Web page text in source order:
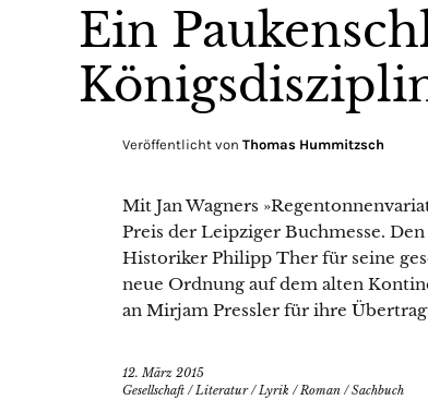
Ein
Veröffentlicht von Thomas Hummitzsch
Mit Jan Wagners
Preis der Leipziger Buchmesse.
Historiker Philipp Ther für seine
neue Ordnung auf dem alten
an Mirjam Pressler für ihre
12. März 2015
Gesellschaft / Literatur/ Lyrik / Roman /Sachbuch